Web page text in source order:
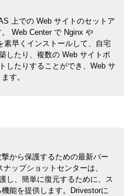
上での Web サイトのセットア
Web Center で Nginx や
素早くインストールして、自宅
したり、複数の Web サイトポ
したりすることができ、Web サ
す。
から保護するための最新バー
ップショットセンターは、
し、簡単に復元するために、ス
能を提供します。Drivestorに